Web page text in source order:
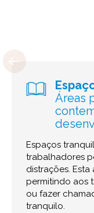
Áreas
Espaços
trabalhadores
distrações.
permitindo aos
ou fazer
tranquilo.